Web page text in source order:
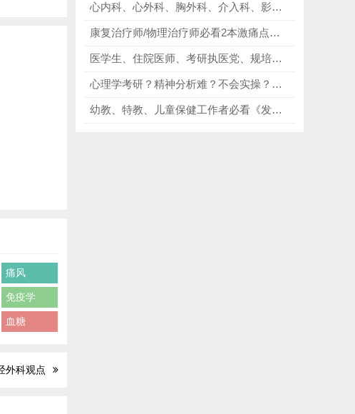
痛风
免疫学
血糖
外科观点
心内科、心外科、胸外科、介入科、影像科临床医师必看《心脏解剖生理学与设备第4版》，精准把控解剖，规避术中手术风险！
康复治疗师/物理治疗师必看2本激痛点权威手册，涵盖多种治疗方法，帮专业从业者掌握激痛点诊断与治疗技巧！
医学生、住院医师、考研执医党、规培生，以及各类医护相关从业者必看《5步读图法》，快速掌握心电图解读技巧！
心理学考研？精神分析难？不会实操？南希精神分析三部曲，精准破解精神分析抽象难懂、实操无门、案例不会用、备考无方向核心痛点！
幼教、特教、儿童保健工作者必看《发育与行为儿科学（第二版）》，覆盖0-18岁各年龄期发育特点、常见行为问题及发育障碍！